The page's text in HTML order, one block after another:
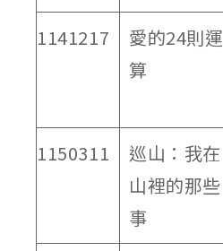
1141217
愛的24則運
算
1150311
巡山：我在
山裡的那些
事